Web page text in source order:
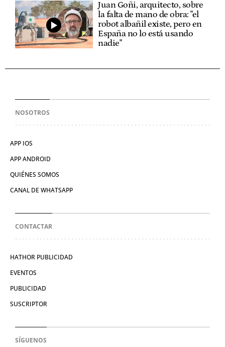
Juan Goñi, arquitecto, sobre
la falta de mano de obra: "el
robot albañil existe, pero en
España no lo está usando
nadie"
NOSOTROS
APP IOS
APP ANDROID
QUIÉNES SOMOS
CANAL DE WHATSAPP
CONTACTAR
HATHOR PUBLICIDAD
EVENTOS
PUBLICIDAD
SUSCRIPTOR
SÍGUENOS